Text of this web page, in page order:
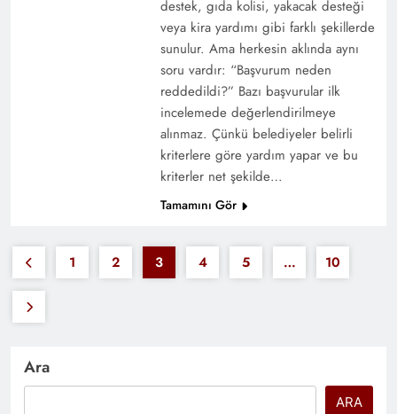
destek, gıda kolisi, yakacak desteği
veya kira yardımı gibi farklı şekillerde
sunulur. Ama herkesin aklında aynı
soru vardır: “Başvurum neden
reddedildi?” Bazı başvurular ilk
incelemede değerlendirilmeye
alınmaz. Çünkü belediyeler belirli
kriterlere göre yardım yapar ve bu
kriterler net şekilde…
Tamamını Gör
1 2 3 4 5 … 10
Ara
ARA